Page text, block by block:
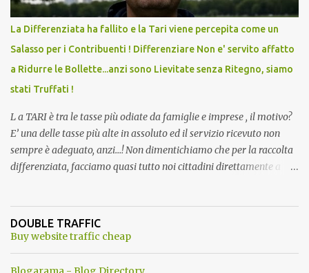
La Differenziata ha fallito e la Tari viene percepita come un
Salasso per i Contribuenti ! Differenziare Non e' servito affatto
a Ridurre le Bollette...anzi sono Lievitate senza Ritegno, siamo
stati Truffati !
L a TARI è tra le tasse più odiate da famiglie e imprese , il motivo?
E’ una delle tasse più alte in assoluto ed il servizio ricevuto non
sempre è adeguato, anzi…! Non dimentichiamo che per la raccolta
differenziata, facciamo quasi tutto noi cittadini direttamente a
come terrazzi o giardini). Inoltre dobbiamo perdere tempo a
dividere tutti i materiali. ...e lo facevamo inizialmente anche con
avremmo pagato tutti di meno . Ma quando mai? Ogni anno
DOUBLE TRAFFIC
Buy website traffic cheap